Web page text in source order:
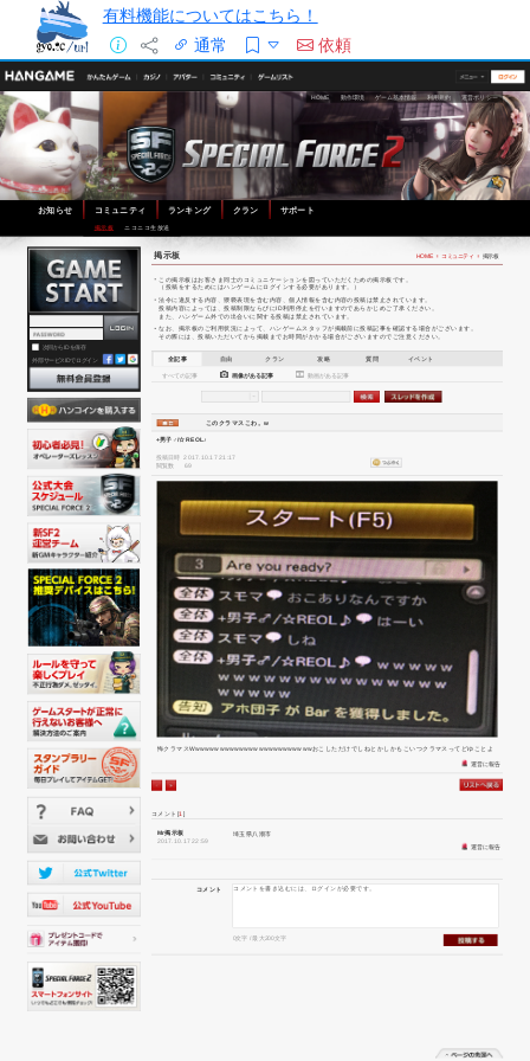
有料機能についてはこちら！
通常
依頼